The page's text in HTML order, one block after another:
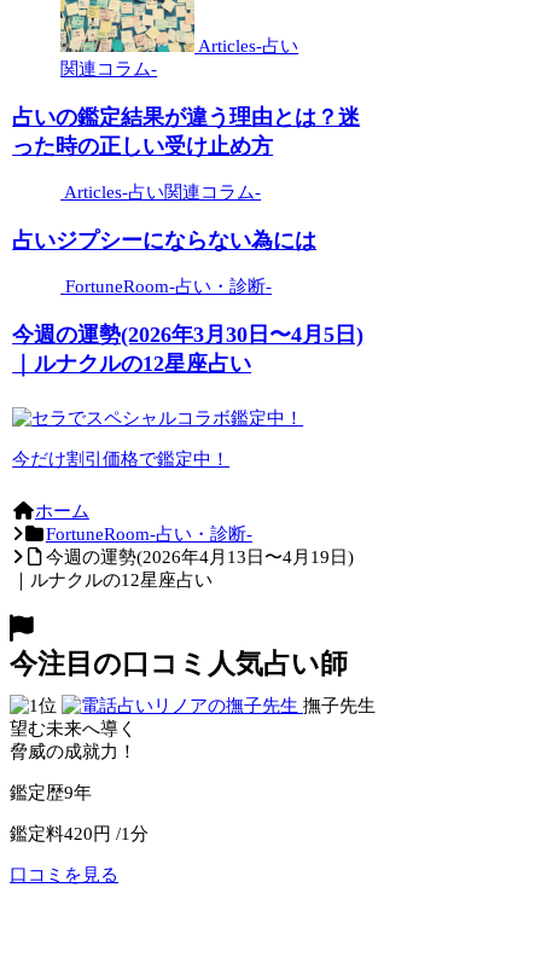
Articles-占い
関連コラム-
占いの鑑定結果が違う理由とは？迷
った時の正しい受け止め方
Articles-占い関連コラム-
占いジプシーにならない為には
FortuneRoom-占い・診断-
今週の運勢(2026年3月30日〜4月5日)
｜ルナクルの12星座占い
今だけ割引価格で鑑定中！
ホーム
FortuneRoom-占い・診断-
今週の運勢(2026年4月13日〜4月19日)
｜ルナクルの12星座占い
今注目の口コミ人気占い師
撫子先生
望む未来へ導く
脅威の成就力！
鑑定歴9年
鑑定料420円 /1分
口コミを見る